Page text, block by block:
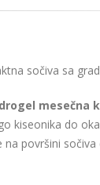
sočiva sa
mesečna
kiseonika do
na površini